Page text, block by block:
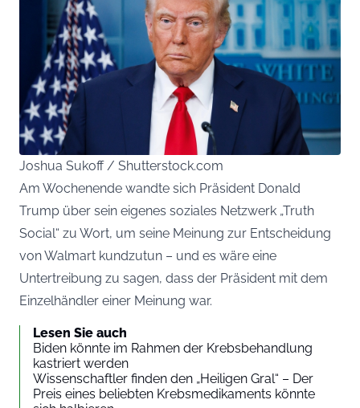
Joshua Sukoff / Shutterstock.com
Am Wochenende wandte sich Präsident Donald
Trump über sein eigenes soziales Netzwerk „Truth
Social“ zu Wort, um seine Meinung zur Entscheidung
von Walmart kundzutun – und es wäre eine
Untertreibung zu sagen, dass der Präsident mit dem
Einzelhändler einer Meinung war.
Lesen Sie auch
Biden könnte im Rahmen der Krebsbehandlung
kastriert werden
Wissenschaftler finden den „Heiligen Gral“ – Der
Preis eines beliebten Krebsmedikaments könnte